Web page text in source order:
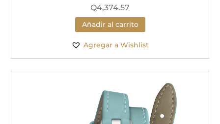
Q4,374.57
Añadir al carrito
Agregar a Wishlist